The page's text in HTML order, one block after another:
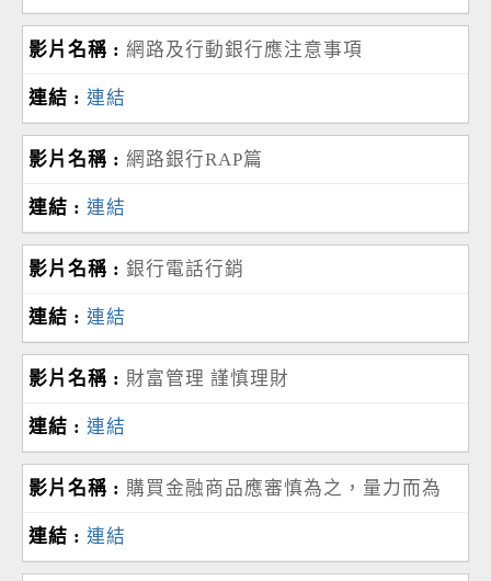
網路及行動銀行應注意事項
連結
網路銀行RAP篇
連結
銀行電話行銷
連結
財富管理 謹慎理財
連結
購買金融商品應審慎為之，量力而為
連結